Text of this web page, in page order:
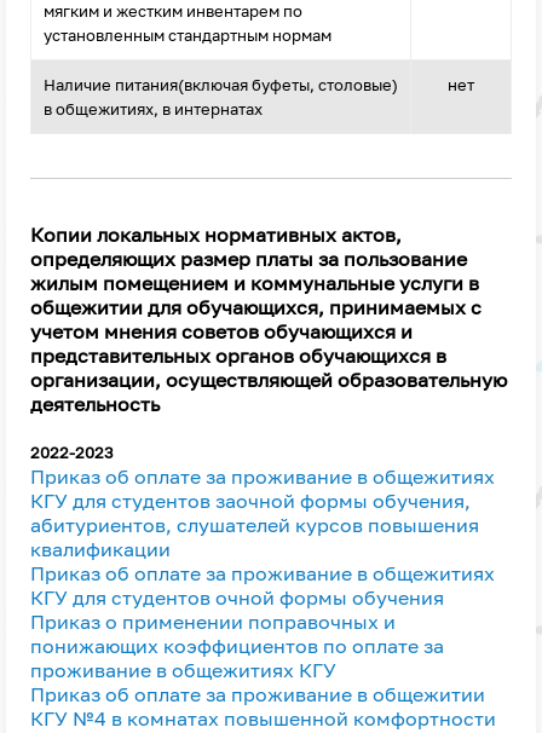
мягким и жестким инвентарем по
установленным стандартным нормам
Наличие питания(включая буфеты, столовые)
в общежитиях, в интернатах
нет
Копии локальных нормативных актов,
определяющих размер платы за пользование
жилым помещением и коммунальные услуги в
общежитии для обучающихся, принимаемых с
учетом мнения советов обучающихся и
представительных органов обучающихся в
организации, осуществляющей образовательную
деятельность
2022-2023
Приказ об оплате за проживание в общежитиях
КГУ для студентов заочной формы обучения,
абитуриентов, слушателей курсов повышения
квалификации
Приказ об оплате за проживание в общежитиях
КГУ для студентов очной формы обучения
Приказ о применении поправочных и
понижающих коэффициентов по оплате за
проживание в общежитиях КГУ
Приказ об оплате за проживание в общежитии
КГУ №4 в комнатах повышенной комфортности